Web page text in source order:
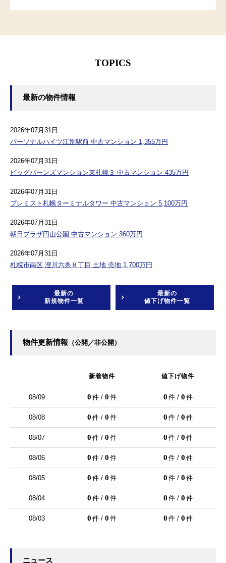
TOPICS
最新の物件情報
2026年07月31日
パーソナルハイツ江別駅前 中古マンション 1,355万円
2026年07月31日
ビッグバーンズマンション東札幌３ 中古マンション 435万円
2026年07月31日
プレミスト札幌ターミナルタワー 中古マンション 5,100万円
2026年07月31日
朝日プラザ円山公園 中古マンション 360万円
2026年07月31日
札幌市南区 澄川六条８丁目 土地 売地 1,700万円
最新の
新規物件一覧
最新の
値下げ物件一覧
物件更新情報 （公開／非公開）
新着物件 値下げ物件
08/09 0 件 / 0 件 0 件 / 0 件
08/08 0 件 / 0 件 0 件 / 0 件
08/07 0 件 / 0 件 0 件 / 0 件
08/06 0 件 / 0 件 0 件 / 0 件
08/05 0 件 / 0 件 0 件 / 0 件
08/04 0 件 / 0 件 0 件 / 0 件
08/03 0 件 / 0 件 0 件 / 0 件
ニュース